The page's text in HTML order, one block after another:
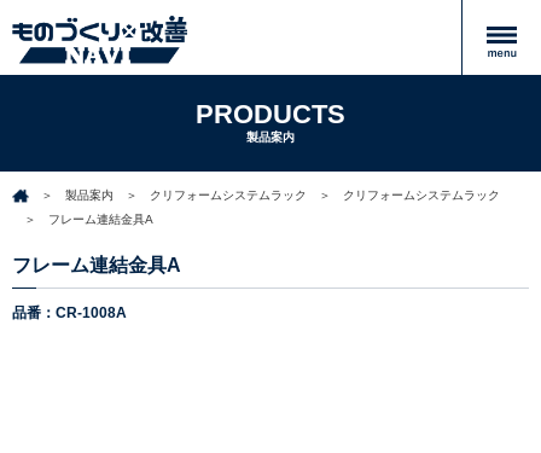
PRODUCTS
製品案内
製品案内 クリフォームシステムラック
クリフォームシステムラック
フレーム連結金具A
フレーム連結金具A
品番：CR-1008A